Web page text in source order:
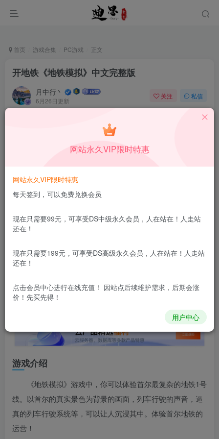
首页 游戏合集 PC游戏 正文
开地铁《地铁模拟》中文完整版
月中行丶
6月26日更新
关注 私信
开地铁《地铁模拟》中文完整版
此内容为免费资源，请登录后查看
更新及时
本站所有内容来自互联网收集，仅供用于学习和交流，请勿用
用途。如有侵权、不妥之处，请第一时间联系我们删除！Q群：
游戏介绍
《地铁模拟》游戏中，你可以体验首尔最复杂的地铁1号
线。以首尔的真实景色为背景的画面，列车行驶的声音，逼
真的列车行驶系统等，可以让人沉浸其中。体验首尔地铁的
运营！
网站永久VIP限时特惠
网站永久VIP限时特惠
每天签到，可以免费兑换会员
现在只需要99元，可享受DS中级永久会员，人在站在！人走站
还在！
现在只需要199元，可享受DS高级永久会员，人在站在！人走站
还在！
点击会员中心进行在线充值！ 因站点后续维护需求，后期会涨
价！先买先得！
用户中心